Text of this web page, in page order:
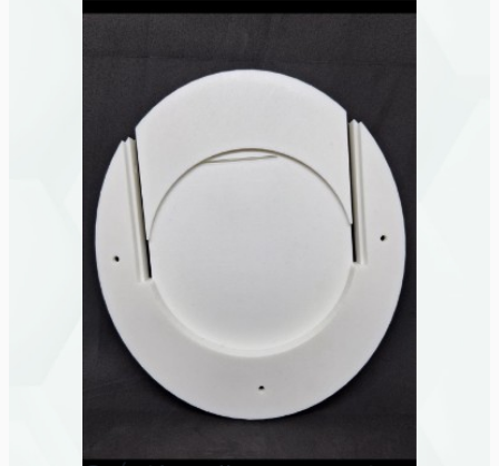
2,8cm de longueur, 1,2cm de hauteur
travail, il nous a de nouveau
transmis un fichier 3D pour que
nous l'imprimions grâce à notre
imprimante 3D en résine. Une fois
les pièces réalisées, elles ont été
vérifiées afin d'obtenir un résultat
conforme au dossier transmis par le
client. Grâce à notre technologie de
pointe, nous avons pu satisfaire au
mieux notre client en imprimant les
pièces qu'il souhaitait avec une
précision exceptionnelle.